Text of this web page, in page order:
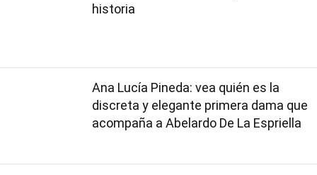
historia
Ana Lucía Pineda: vea quién es la
discreta y elegante primera dama que
acompaña a Abelardo De La Espriella